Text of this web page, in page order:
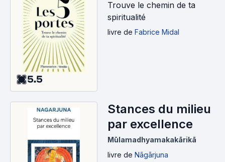
5.5
Trouve le chemin de ta
spiritualité
livre de Fabrice Midal
Stances du milieu
par excellence
Mūlamadhyamakakārikā
livre de Nāgārjuna